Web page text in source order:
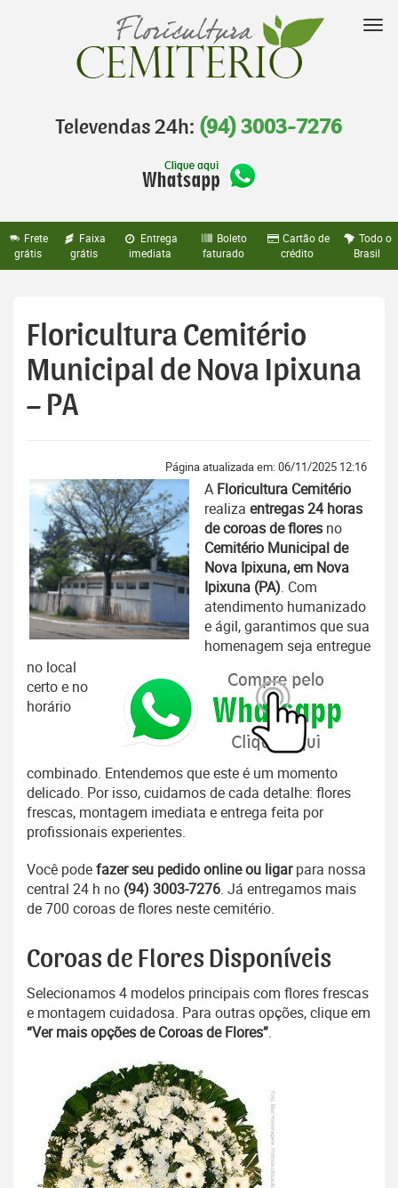
Televendas 24h: (94) 3003-7276
Frete
grátis
Faixa
grátis
Entrega
imediata
Boleto
faturado
Cartão de
crédito
Todo o
Brasil
Floricultura Cemitério
Municipal de Nova Ipixuna
– PA
Página atualizada em: 06/11/2025 12:16
A Floricultura Cemitério
realiza entregas 24 horas
de coroas de flores no
Cemitério Municipal de
Nova Ipixuna, em Nova
Ipixuna (PA). Com
atendimento humanizado
e ágil, garantimos que sua
homenagem seja entregue
no local
certo e no
horário
combinado. Entendemos que este é um momento
delicado. Por isso, cuidamos de cada detalhe: flores
frescas, montagem imediata e entrega feita por
profissionais experientes.
Você podefazer seu pedido online ou ligarpara nossa
central 24 h no (94) 3003-7276. Já entregamos mais
de 700 coroas de flores neste cemitério.
Coroas de Flores Disponíveis
Selecionamos 4 modelos principais com flores frescas
e montagem cuidadosa. Para outras opções, clique em
“Ver mais opções de Coroas de Flores”.